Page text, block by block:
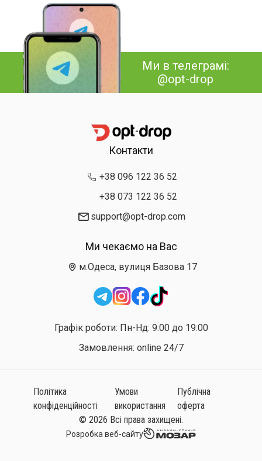
Ми в телеграмі:
@opt-drop
Контакти
+38 096 122 36 52
+38 073 122 36 52
support@opt-drop.com
Ми чекаємо на Вас
м.Одеса, вулиця Базова 17
Графік роботи: Пн-Нд: 9:00 до 19:00
Замовлення: online 24/7
Політика
конфіденційності
Умови
використання
Публічна
оферта
© 2026 Всі права захищені.
Розробка веб-сайту